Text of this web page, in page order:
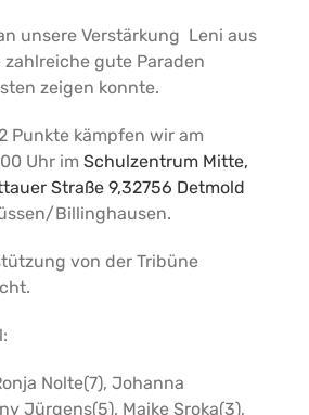
unsere Verstärkung Leni aus
gute Paraden
zeigen konnte.
Punkte kämpfen wir am
Uhr im Schulzentrum Mitte,
Straße 9,32756 Detmold
Billinghausen.
von der Tribüne
Nolte(7), Johanna
Jürgens(5), Maike Sroka(3),